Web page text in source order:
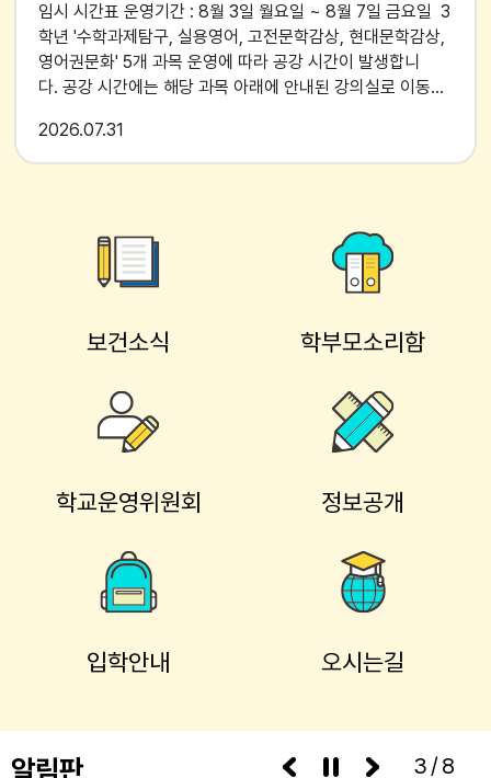
임시 시간표 운영기간 : 8월 3일 월요일 ~ 8월 7일 금요일 3
학년 '수학과제탐구, 실용영어, 고전문학감상, 현대문학감상,
영어권문화' 5개 과목 운영에 따라 공강 시간이 발생합니
다. 공강 시간에는 해당 과목 아래에 안내된 강의실로 이동하
본인이 선택한 과목의 공강 시간을 확인하길 바랍니다. ** 3
학년 '미술 창작'과 '스포츠생활'은 같은 분반입니다.예)
2026 07.31
보건소식 학부모소리함
학교운영위원회 정보공개
입학안내 오시는길
알림판 3/8